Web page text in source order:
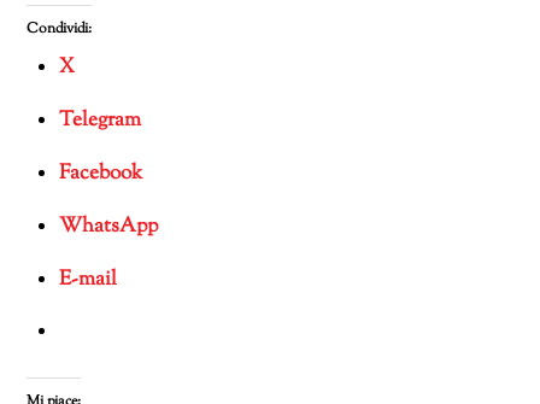
Condividi:
X
Telegram
Facebook
WhatsApp
E-mail